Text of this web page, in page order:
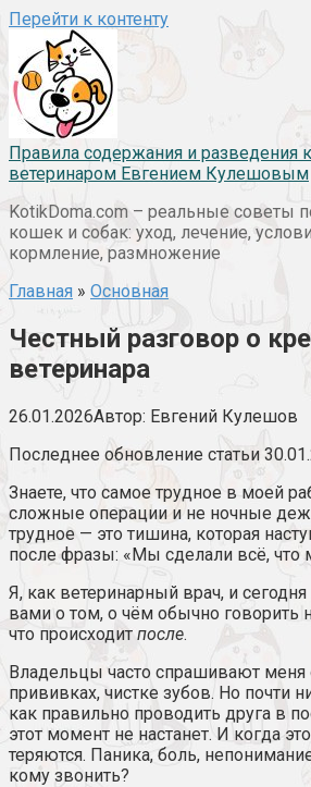
Перейти к контенту
Правила содержания и разведения
ветеринаром Евгением Кулешовым
KotikDoma.com – реальные советы
кошек и собак: уход, лечение,
кормление, размножение
Главная » Основная
Честный разговор о
ветеринара
26.01.2026Автор: Евгений Кулешов
Последнее обновление статьи
Знаете, что самое трудное в моей
сложные операции и не ночные
трудное — это тишина, которая
после фразы: «Мы сделали всё, что
Я, как ветеринарный врач, и
вами о том, о чём обычно говорить
что происходит после.
Владельцы часто спрашивают меня
прививках, чистке зубов. Но почти
как правильно проводить друга в
этот момент не настанет. И когда
теряются. Паника, боль,
кому звонить?